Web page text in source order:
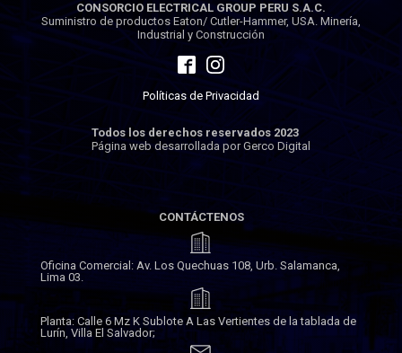
CONSORCIO ELECTRICAL GROUP PERU S.A.C.
Suministro de productos Eaton/ Cutler-Hammer, USA. Minería,
Industrial y Construcción
Políticas de Privacidad
Todos los derechos reservados 2023
Página web desarrollada por Gerco Digital
CONTÁCTENOS
Oficina Comercial: Av. Los Quechuas 108, Urb. Salamanca,
Lima 03.
Planta: Calle 6 Mz K Sublote A Las Vertientes de la tablada de
Lurín, Villa El Salvador;